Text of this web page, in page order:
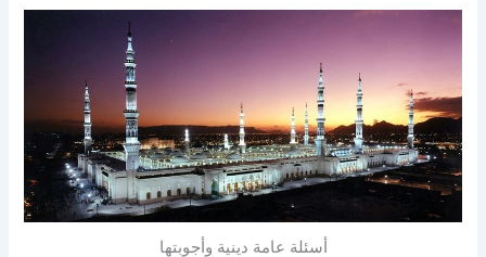
أسئلة عامة دينية وأجوبتها